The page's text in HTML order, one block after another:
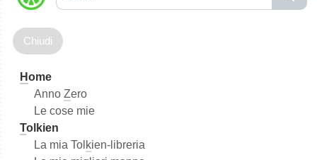
e
c
Home
Anno Zero
Le cose mie
Tolkien
La mia Tol kien-libreria